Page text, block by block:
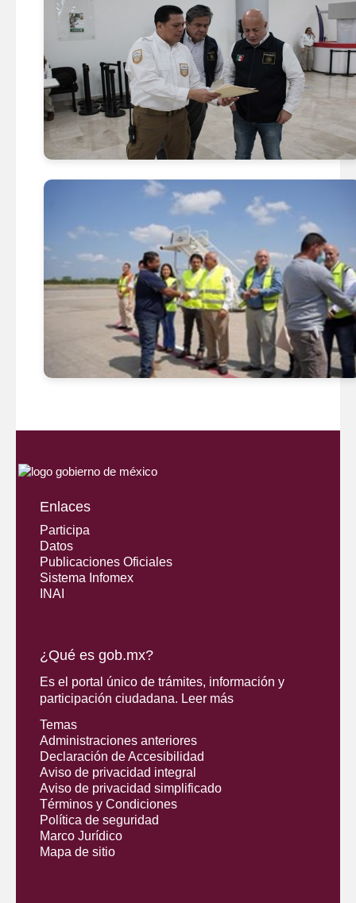
Enlaces
Participa
Datos
Publicaciones Oficiales
Sistema Infomex
INAI
¿Qué es gob.mx?
Es el portal único de trámites, información y
participación ciudadana. Leer más
Temas
Administraciones anteriores
Declaración de Accesibilidad
Aviso de privacidad integral
Aviso de privacidad simplificado
Términos y Condiciones
Política de seguridad
Marco Jurídico
Mapa de sitio